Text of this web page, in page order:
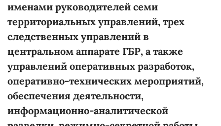
именами руководителей семи
территориальных управлений, трех
следственных управлений в
центральном аппарате ГБР, а также
управлений оперативных разработок,
оперативно-технических мероприятий,
обеспечения деятельности,
информационно-аналитической